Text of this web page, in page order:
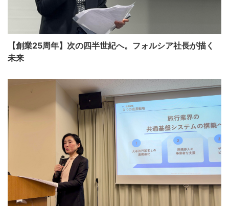
【創業25周年】次の四半世紀へ。フォルシア社長が描く
未来